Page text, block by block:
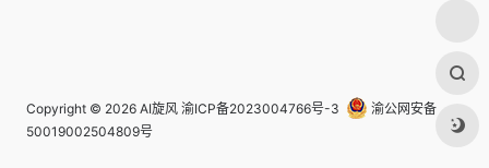
Copyright © 2026 AI旋风 渝ICP备2023004766号-3
渝公网安备
50019002504809号